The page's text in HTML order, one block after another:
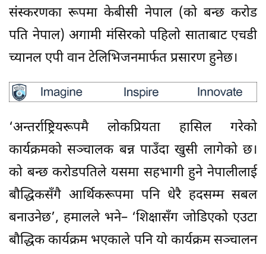
संंस्करणका रूपमा केबीसी नेपाल (को बन्छ करोड
पति नेपाल) अगामी मंसिरको पहिलो साताबाट एचडी
च्यानल एपी वान टेलिभिजनमार्फत प्रसारण हुनेछ।
‘अन्तर्राष्ट्रियरूपमै लोकप्रियता हासिल गरेको
कार्यक्रमको सञ्चालक बन्न पाउँदा खुसी लागेको छ।
को बन्छ करोडपतिले यसमा सहभागी हुने नेपालीलाई
बौद्धिकसँगै आर्थिकरूपमा पनि धेरै हदसम्म सबल
बनाउनेछ’, हमालले भने– ‘शिक्षासँग जोडिएको एउटा
बौद्धिक कार्यक्रम भएकाले पनि यो कार्यक्रम सञ्चालन